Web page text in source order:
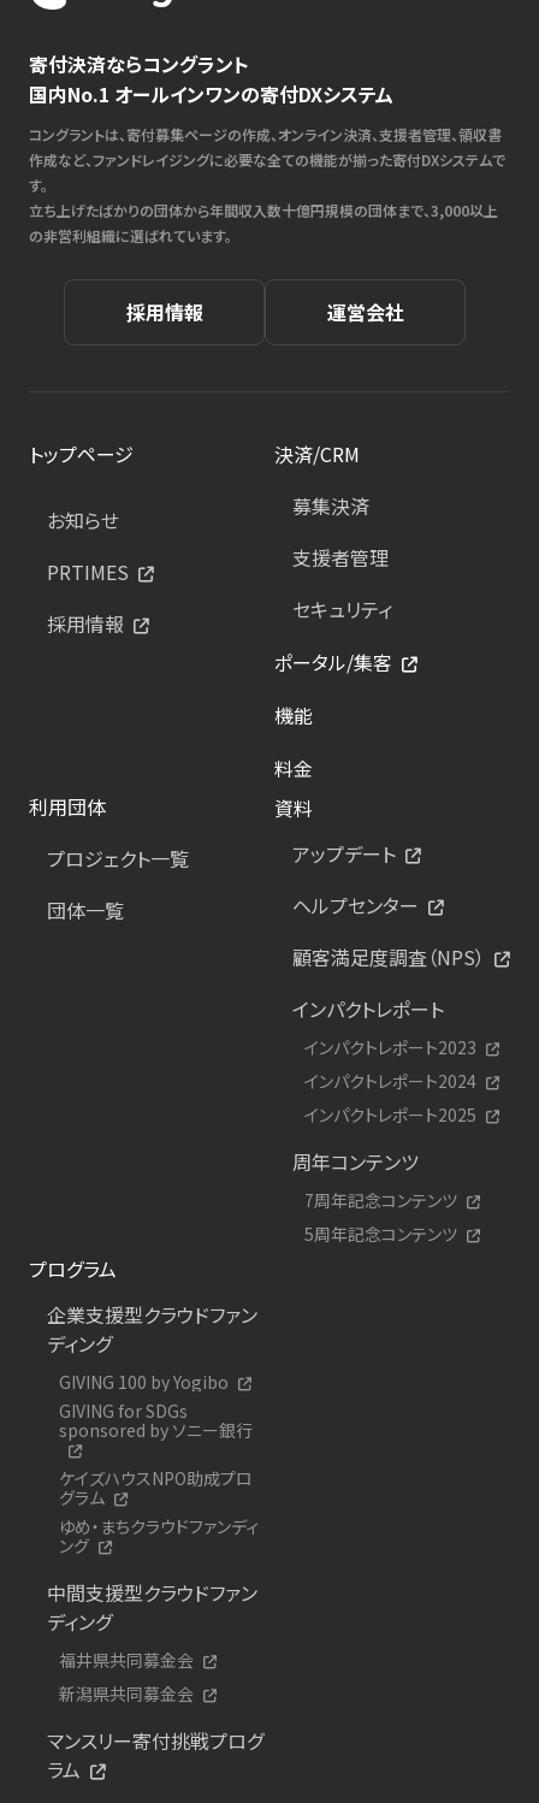
寄付決済ならコングラント
国内No.1 オールインワンの寄付DXシステム
コングラントは、寄付募集ページの作成、オンライン決済、支援者管理、領収書
作成など、ファンドレイジングに必要な全ての機能が揃った寄付DXシステムで
す。
立ち上げたばかりの団体から年間収入数十億円規模の団体まで、3,000以上
の非営利組織に選ばれています。
採用情報 運営会社
トップページ
お知らせ
PRTIMES
採用情報
決済/CRM
募集決済
支援者管理
セキュリティ
ポータル/集客
機能
料金
利用団体
プロジェクト一覧
団体一覧
資料
アップデート
ヘルプセンター
顧客満足度調査（NPS）
インパクトレポート
インパクトレポート2023
インパクトレポート2024
インパクトレポート2025
周年コンテンツ
7周年記念コンテンツ
5周年記念コンテンツ
プログラム
企業支援型クラウドファン
ディング
GIVING 100 by Yogibo
GIVING for SDGs
sponsored by ソニー銀行
ケイズハウスNPO助成プロ
グラム
ゆめ・まちクラウドファンディ
ング
中間支援型クラウドファン
ディング
福井県共同募金会
新潟県共同募金会
マンスリー寄付挑戦プログ
ラム